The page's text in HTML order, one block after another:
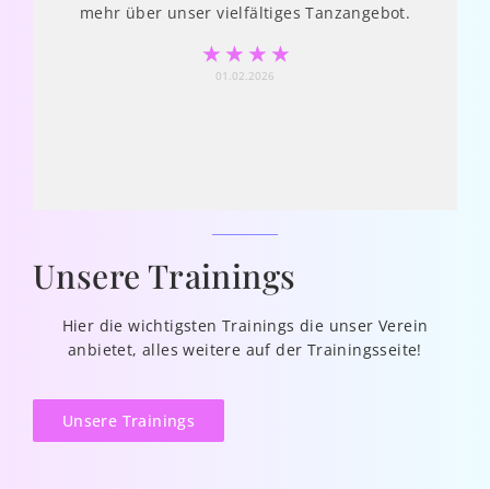
mehr über unser vielfältiges Tanzangebot.
☆ ☆ ☆ ☆
01.02.2026
Unsere Trainings
Hier die wichtigsten Trainings die unser Verein
anbietet, alles weitere auf der Trainingsseite!
Unsere Trainings